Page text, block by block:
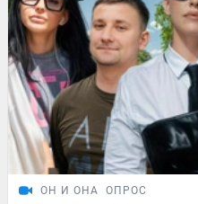
ОН И ОНА ОПРОС